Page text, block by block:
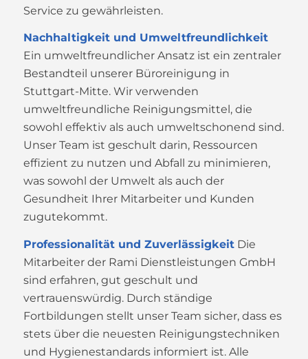
Service zu gewährleisten.
Nachhaltigkeit und Umweltfreundlichkeit
Ein umweltfreundlicher Ansatz ist ein zentraler
Bestandteil unserer Büroreinigung in
Stuttgart-Mitte. Wir verwenden
umweltfreundliche Reinigungsmittel, die
sowohl effektiv als auch umweltschonend sind.
Unser Team ist geschult darin, Ressourcen
effizient zu nutzen und Abfall zu minimieren,
was sowohl der Umwelt als auch der
Gesundheit Ihrer Mitarbeiter und Kunden
zugutekommt.
Professionalität und ZuverlässigkeitDie
Mitarbeiter der Rami Dienstleistungen GmbH
sind erfahren, gut geschult und
vertrauenswürdig. Durch ständige
Fortbildungen stellt unser Team sicher, dass es
stets über die neuesten Reinigungstechniken
und Hygienestandards informiert ist. Alle